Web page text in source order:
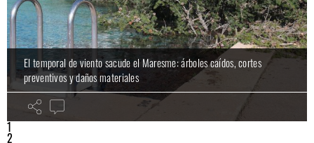
El temporal de viento sacude el Maresme: árboles caídos, cortes
preventivos y daños materiales
1
2